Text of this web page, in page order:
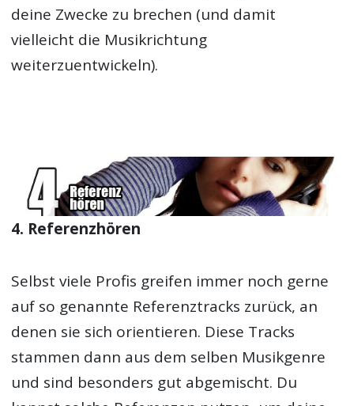
deine Zwecke zu brechen (und damit
vielleicht die Musikrichtung
weiterzuentwickeln).
4. Referenzhören
Selbst viele Profis greifen immer noch gerne
auf so genannte Referenztracks zurück, an
denen sie sich orientieren. Diese Tracks
stammen dann aus dem selben Musikgenre
und sind besonders gut abgemischt. Du